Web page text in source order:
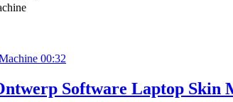
00:32
Software Laptop Skin